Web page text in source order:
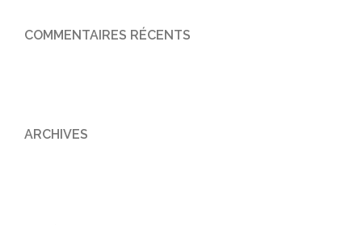
COMMENTAIRES RÉCENTS
ARCHIVES